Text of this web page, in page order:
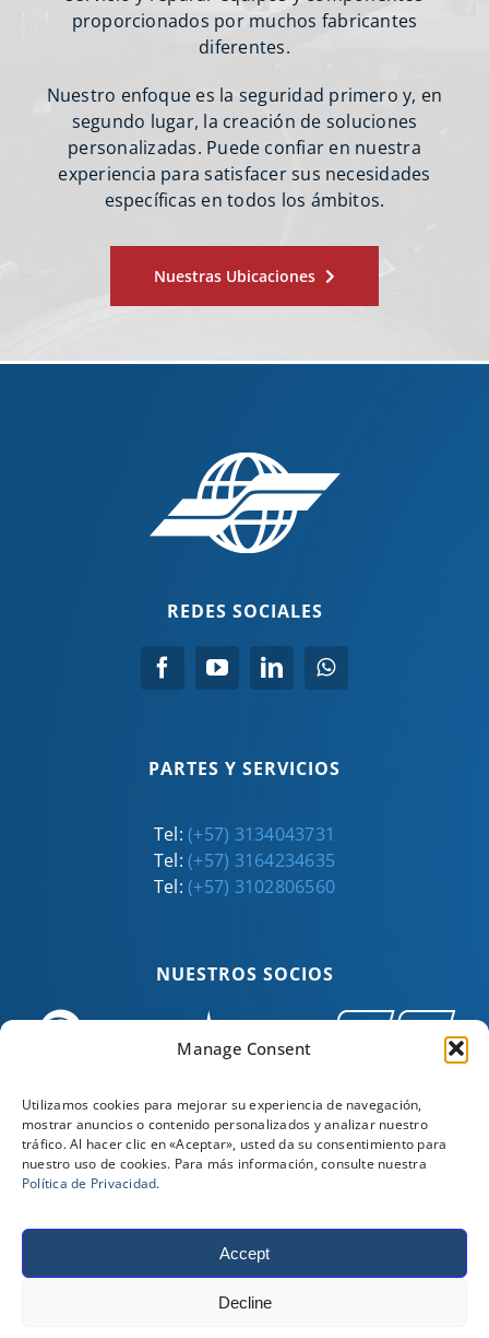
Manage Consent
Utilizamos cookies para mejorar su experiencia de navegación,
mostrar anuncios o contenido personalizados y analizar nuestro
tráfico. Al hacer clic en «Aceptar», usted da su consentimiento para
nuestro uso de cookies. Para más información, consulte nuestra
Política de Privacidad.
Accept
Decline
proporcionados por muchos fabricantes
diferentes.
Nuestro enfoque es la seguridad primero y, en
segundo lugar, la creación de soluciones
personalizadas. Puede confiar en nuestra
experiencia para satisfacer sus necesidades
específicas en todos los ámbitos.
Nuestras Ubicaciones
REDES SOCIALES
PARTES Y SERVICIOS
Tel:(+57) 3134043731
Tel:(+57) 3164234635
Tel:(+57) 3102806560
NUESTROS SOCIOS
Stewart & Stevenson. Todos los derechos